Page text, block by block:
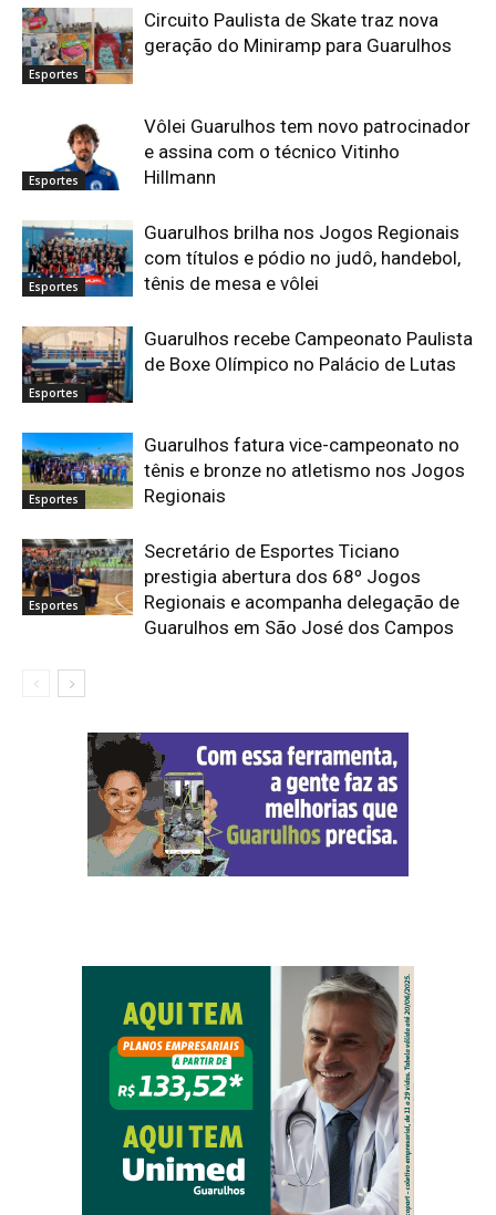
Esportes
Circuito Paulista de Skate traz nova
geração do Miniramp para Guarulhos
Esportes
Vôlei Guarulhos tem novo patrocinador
e assina com o técnico Vitinho
Hillmann
Esportes
Guarulhos brilha nos Jogos Regionais
com títulos e pódio no judô, handebol,
tênis de mesa e vôlei
Esportes
Guarulhos recebe Campeonato Paulista
de Boxe Olímpico no Palácio de Lutas
Esportes
Guarulhos fatura vice-campeonato no
tênis e bronze no atletismo nos Jogos
Regionais
Esportes
Secretário de Esportes Ticiano
prestigia abertura dos 68º Jogos
Regionais e acompanha delegação de
Guarulhos em São José dos Campos